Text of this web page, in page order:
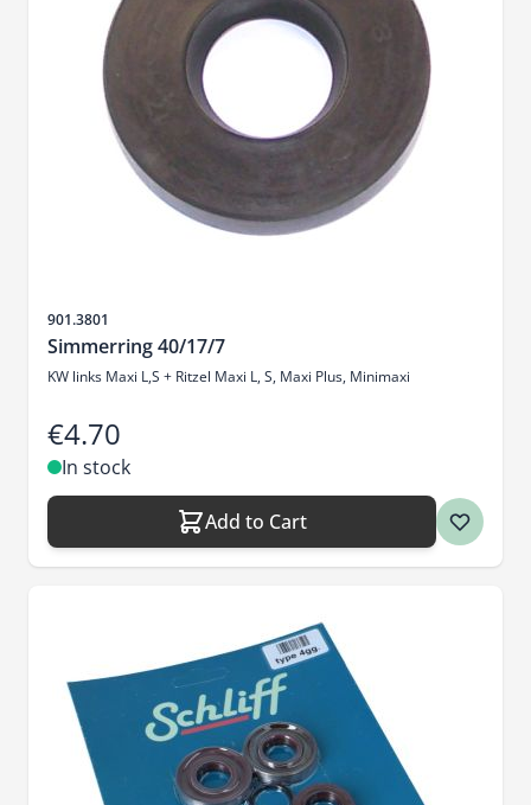
Sku
901.3801
Simmerring 40/17/7
KW links Maxi L,S + Ritzel Maxi L, S, Maxi Plus, Minimaxi
€4.70
In stock
Add to Cart